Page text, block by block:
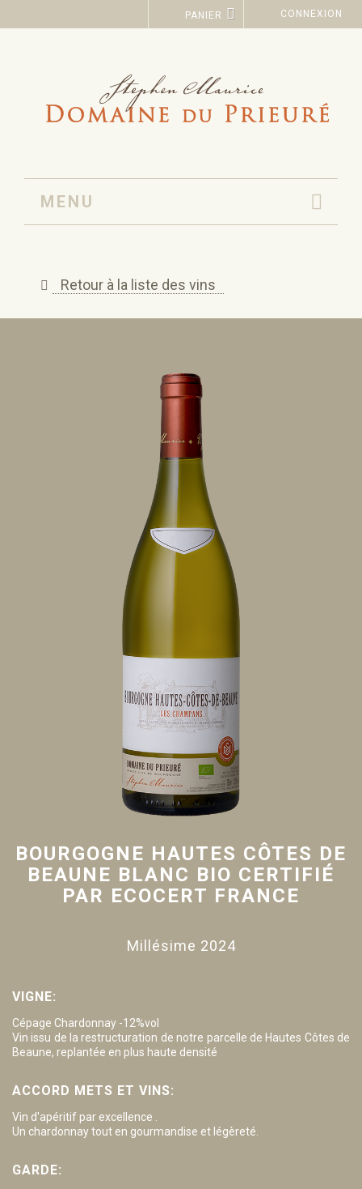
CONNEXION
PANIER
MENU
Retour à la liste des vins
BOURGOGNE HAUTES CÔTES DE
BEAUNE BLANC BIO CERTIFIÉ
PAR ECOCERT FRANCE
Millésime 2024
VIGNE:
Cépage Chardonnay -12%vol
Vin issu de la restructuration de notre parcelle de Hautes Côtes de
Beaune, replantée en plus haute densité
ACCORD METS ET VINS:
Vin d'apéritif par excellence .
Un chardonnay tout en gourmandise et légèreté.
GARDE: